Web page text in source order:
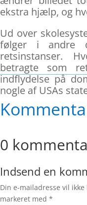
ekstra hjælp, og
Ud over
følger i andre
retsinstanser.
betragte som
indflydelse på
nogle af USAs
0
Indsend en
Din e-mailadresse vil
markeret med *